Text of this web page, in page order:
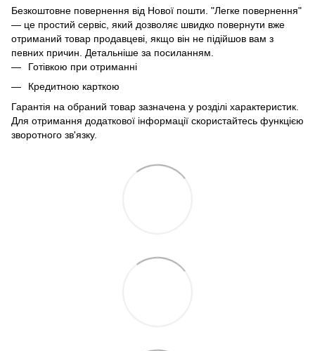
Безкоштовне повернення від Нової пошти. "Легке повернення"
— це простий сервіс, який дозволяє швидко повернути вже
отриманий товар продавцеві, якщо він не підійшов вам з
певних причин. Детальніше за посиланням
Готівкою при отриманні
Кредитною карткою
Гарантія на обраний товар зазначена у розділі характеристик.
Для отримання додаткової інформації скористайтесь функцією
зворотного зв'язку.